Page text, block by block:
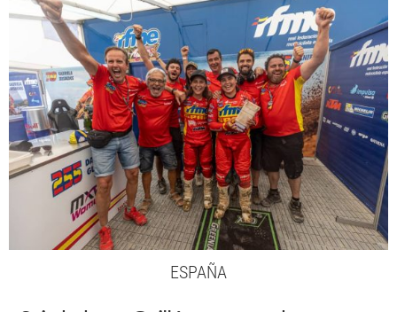
ESPAÑA